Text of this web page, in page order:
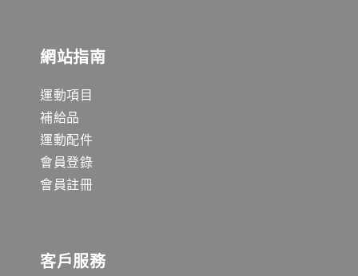
網站指南
運動項目
補給品
運動配件
會員登錄
會員註冊
客戶服務